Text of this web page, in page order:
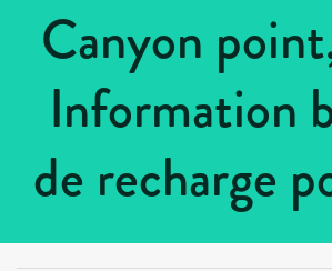
Canyon
Information
de recharge
États-Unis > Utah